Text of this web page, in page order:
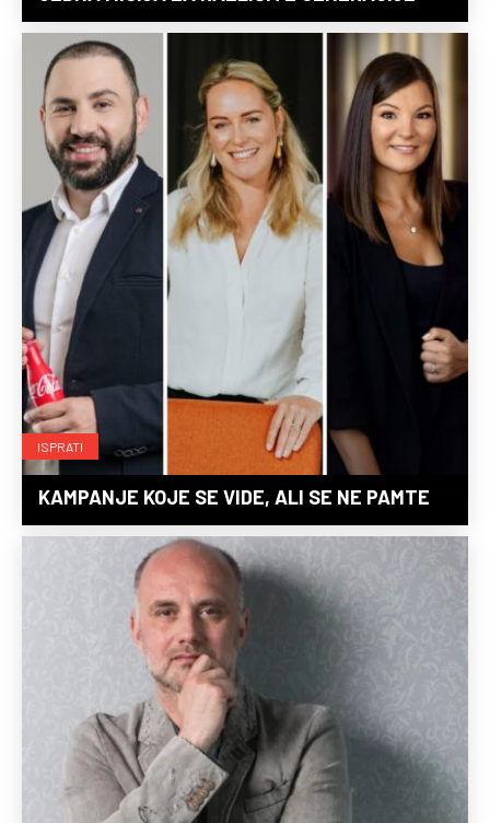
ISPRATI
KAMPANJE KOJE SE VIDE, ALI SE NE PAMTE